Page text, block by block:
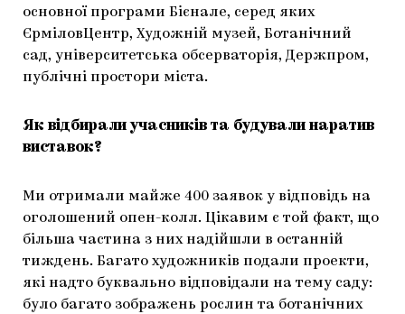
основної програми Бієнале, серед яких
ЄрміловЦентр, Художній музей, Ботанічний
сад, університетська обсерваторія, Держпром,
публічні простори міста.
Як відбирали учасників та будували наратив
виставок?
Ми отримали майже 400 заявок у відповідь на
оголошений опен-колл. Цікавим є той факт, що
більша частина з них надійшли в останній
тиждень. Багато художників подали проекти,
які надто буквально відповідали на тему саду:
було багато зображень рослин та ботанічних